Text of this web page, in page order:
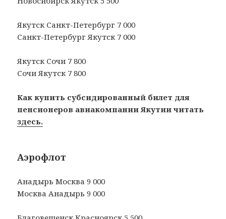
Якутск Санкт-Петербург 7 000
Санкт-Петербург Якутск 7 000
Якутск Сочи 7 800
Сочи Якутск 7 800
Как купить субсидированный билет для
пенсионеров авиакомпании Якутии читать
здесь.
Аэрофлот
Анадырь Москва 9 000
Москва Анадырь 9 000